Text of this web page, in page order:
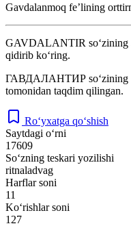
Gavdalanmoq feʼlining
GAVDALANTIR
qidirib ko‘ring.
ГАВДАЛАНТИР
tomonidan taqdim qilingan.
Ro‘yxatga qo‘shish
Saytdagi o‘rni
17609
So‘zning teskari yozilishi
ritnaladvag
Harflar soni
11
Ko‘rishlar soni
127